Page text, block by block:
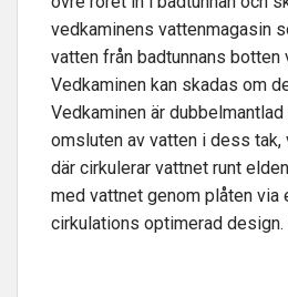
vedkaminens vattenmagasin
vatten från badtunnans botten
Vedkaminen kan skadas om
Vedkaminen är
omsluten av vatten i dess tak,
där cirkulerar vattnet runt
med vattnet genom plåten via
cirkulations optimerad design.